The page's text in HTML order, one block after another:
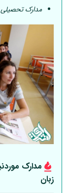
مدارک تحصیلی
مدارک
زبان